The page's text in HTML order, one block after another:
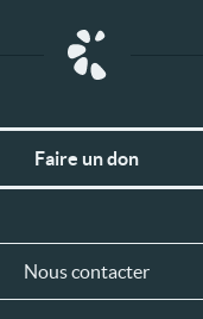
Faire un don
Nous contacter